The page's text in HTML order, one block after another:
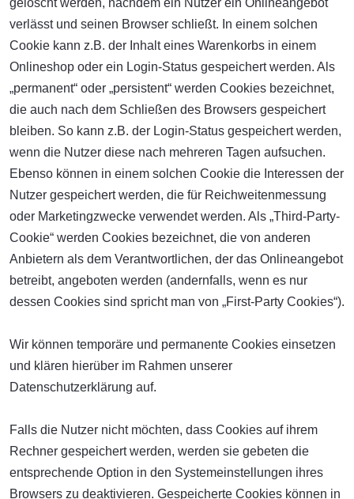
gelöscht werden, nachdem ein Nutzer ein Onlineangebot
verlässt und seinen Browser schließt. In einem solchen
Cookie kann z.B. der Inhalt eines Warenkorbs in einem
Onlineshop oder ein Login-Status gespeichert werden. Als
„permanent“ oder „persistent“ werden Cookies bezeichnet,
die auch nach dem Schließen des Browsers gespeichert
bleiben. So kann z.B. der Login-Status gespeichert werden,
wenn die Nutzer diese nach mehreren Tagen aufsuchen.
Ebenso können in einem solchen Cookie die Interessen der
Nutzer gespeichert werden, die für Reichweitenmessung
oder Marketingzwecke verwendet werden. Als „Third-Party-
Cookie“ werden Cookies bezeichnet, die von anderen
Anbietern als dem Verantwortlichen, der das Onlineangebot
betreibt, angeboten werden (andernfalls, wenn es nur
dessen Cookies sind spricht man von „First-Party Cookies“).
Wir können temporäre und permanente Cookies einsetzen
und klären hierüber im Rahmen unserer
Datenschutzerklärung auf.
Falls die Nutzer nicht möchten, dass Cookies auf ihrem
Rechner gespeichert werden, werden sie gebeten die
entsprechende Option in den Systemeinstellungen ihres
Browsers zu deaktivieren. Gespeicherte Cookies können in